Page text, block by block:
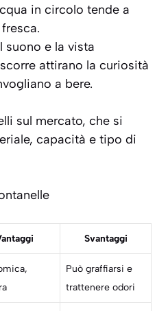
in circolo tende a
suono e la vista
attirano la curiosità
a bere.
sul mercato, che si
capacità e tipo di
Svantaggi
Può graffiarsi e
trattenere odori